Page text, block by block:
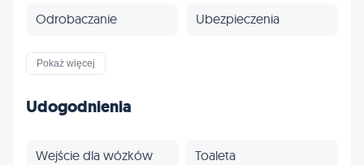
Odrobaczanie Ubezpieczenia
Profilaktyka
Pokaż więcej
Udogodnienia
Wejście dla wózków Toaleta